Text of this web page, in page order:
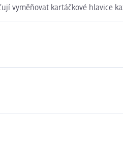
vyměňovat kartáčkové hlavice